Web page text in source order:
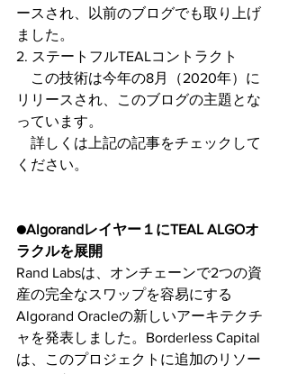
ースされ、以前のブログでも取り上げ
ました。
2. ステートフルTEALコントラクト
この技術は今年の8月（2020年）に
リリースされ、このブログの主題とな
っています。
詳しくは上記の記事をチェックして
ください。
●Algorandレイヤー１にTEAL ALGOオ
ラクルを展開
Rand Labsは、オンチェーンで2つの資
産の完全なスワップを容易にする
Algorand Oracleの新しいアーキテクチ
ャを発表しました。Borderless Capital
は、このプロジェクトに追加のリソー